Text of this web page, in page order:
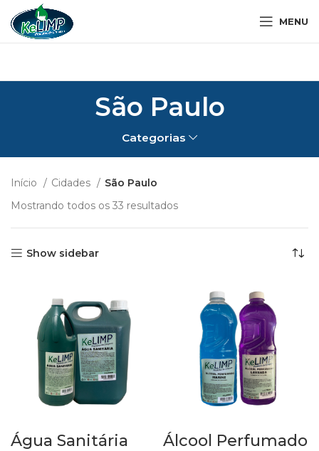
MENU
São Paulo
Categorias
Início Cidades
São Paulo
Mostrando todos os 33 resultados
Show sidebar
Água Sanitária
Álcool Perfumado